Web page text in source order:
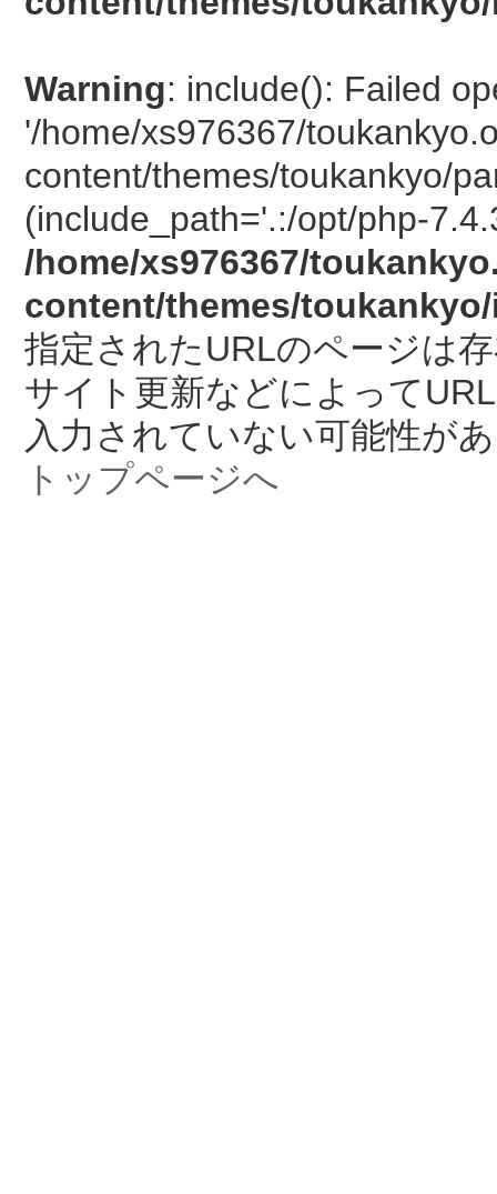
Warning: include(): Failed
'/home/xs976367/
content/themes/toukankyo/
(include_path='.:/opt/php-
/home/xs976367/
content/themes/
指定されたURLのページは
サイト更新などによって
入力されていない可能性が
トップページへ